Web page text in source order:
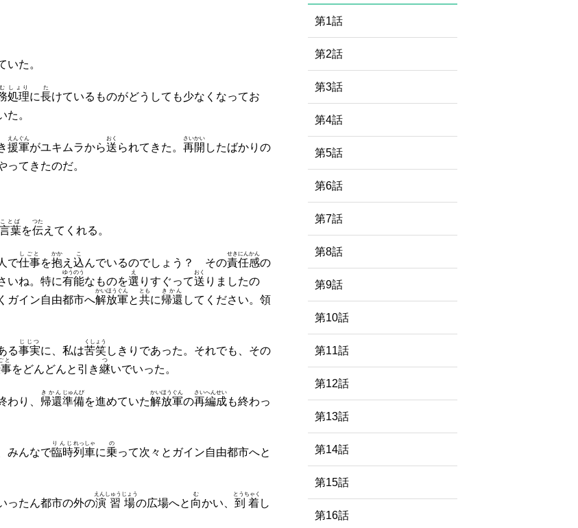
いた。
処理
しょり
に長
た
けているものがどうしても少なくなってお
た。
援軍
えんぐん
がユキムラから送
おく
られてきた。 再開
さいかい
したばかりの
ってきたのだ。
葉
ことば
を伝
つた
えてくれる。
で仕事
しごと
を抱
かか
え 込
こ
んでいるのでしょう？ その責任感
せきにんかん
の
いね。特に有能
ゆうのう
なものを選
え
りすぐって送
おく
りましたの
ガイン自由都市へ解放軍
かいほうぐん
と共
とも
に帰還
きかん
してください。領
る事実
じじつ
に、私は苦笑
くしょう
しきりであった。それでも、その
と
をどんどんと引き継
つ
いでいった。
わり、 帰還
きかん
準備
じゅんび
を進めていた解放軍
かいほうぐん
の再編
さいへん
成
せい
も終わっ
みんなで臨時
りんじ
列車
れっしゃ
に乗
の
って次々とガイン自由都市へと
ったん都市の外の演習場
えんしゅうじょう
の広場へと 向
む
かい、 到着
とうちゃく
し
第1話
第2話
第3話
第4話
第5話
第6話
第7話
第8話
第9話
第10話
第11話
第12話
第13話
第14話
第15話
第16話